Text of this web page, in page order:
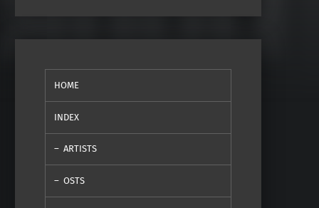
HOME
INDEX
ARTISTS
OSTS